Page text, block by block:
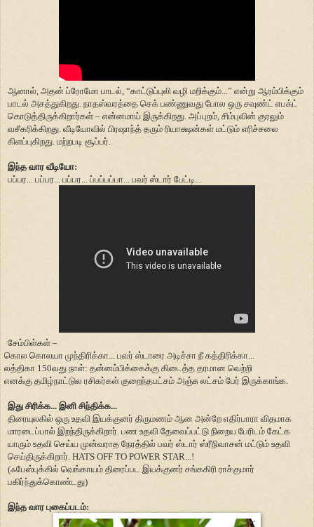
ஆனால், அதன் ப்ரோமோ பாடல், “காட்டுப்புலி வழி மறிக்கும்...” என்று ஆரம்பிக்கும்
பாடல் அசத்துகிறது. நாதஸ்வரத்தை செக் பண்ணுவது போல ஒரு சவுண்ட் எபக்ட்
கொடுத்திருக்கிறார்கள் – என்னமாய் இருக்கிறது. அப்புறம், சிம்புவின் குரலும்
வசீகரிக்கிறது. வீடியோவில் பிரஷாந்த் தரும் ரியாக்ஷன்கள் மட்டும் எரிச்சலை
கிளப்புகிறது. மற்றபடி சூப்பர்.
இந்த வார வீடியோ:
பப்பர... பப்பர... பப்பர... ப்பப்பப்பா... பவர் ஸ்டார் பேட்டி...
சேம்பிள்கள் –
கொல கொலயா முந்திரிக்கா... பவர் ஸ்டாரை அடிச்சா நீ கத்திரிக்கா...
லத்திகா 150வது நாள்: தன்னம்பிக்கைக்கு கிடைத்த தரமான வெற்றி
எனக்கு தமிழ்நாட்டுல ரசிகர்கள் குறைந்தபட்சம் அஞ்சு லட்சம் பேர் இருக்காங்க.
இது சிரிக்க... இனி சிந்திக்க...
திரையுலகில் ஒரு உதவி இயக்குனர் திருமணம் ஆன அன்றே எதிர்பாரா விதமாக
மாரடைப்பால் இறந்திருக்கிறார். பண உதவி தேவைப்பட்டு நிறைய பேரிடம் கேட்க
யாரும் உதவி செய்ய முன்வராத நேரத்தில் பவர் ஸ்டார் ஸ்ரீநிவாசன் மட்டும் உதவி
செய்திருக்கிறார். HATS OFF TO POWER STAR...!
(ஃபேஸ்புக்கில் வெங்காயம் திரைப்பட இயக்குனர் சங்ககிரி ராச்குமார்
பகிர்ந்துக்கொண்டது)
இந்த வார புகைப்படம்: